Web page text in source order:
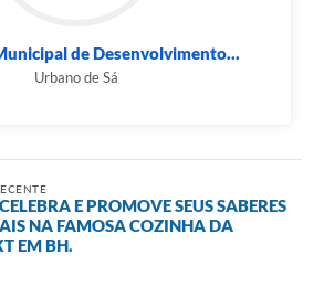
de Desenvolvimento...
Urbano de Sá
E PROMOVE SEUS SABERES
NA FAMOSA COZINHA DA
EM BH.